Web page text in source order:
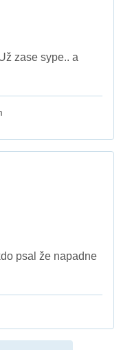
zase sype.. a
psal že napadne